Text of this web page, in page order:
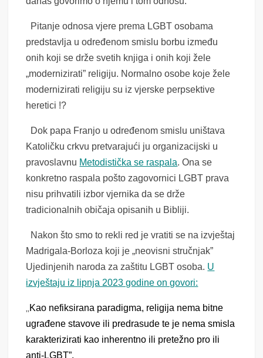
Pitanje odnosa vjere prema LGBT osobama
predstavlja u određenom smislu borbu između
onih koji se drže svetih knjiga i onih koji žele
„modernizirati” religiju. Normalno osobe koje žele
modernizirati religiju su iz vjerske perpsektive
heretici !?
Dok papa Franjo u određenom smislu uništava
Katoličku crkvu pretvarajući ju organizacijski u
pravoslavnu Metodistička se raspala. Ona se
konkretno raspala pošto zagovornici LGBT prava
nisu prihvatili izbor vjernika da se drže
tradicionalnih običaja opisanih u Bibliji.
Nakon što smo to rekli red je vratiti se na izvještaj
Madrigala-Borloza koji je „neovisni stručnjak”
Ujedinjenih naroda za zaštitu LGBT osoba. U
izvještaju iz lipnja 2023 godine on govori:
Kao nefiksirana paradigma, religija nema bitne
ugrađene stavove ili predrasude te je nema smisla
karakterizirati kao inherentno ili pretežno pro ili
anti-LGBT”.